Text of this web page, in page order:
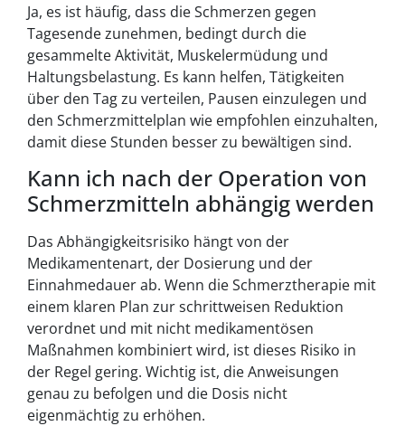
Ja, es ist häufig, dass die Schmerzen gegen
Tagesende zunehmen, bedingt durch die
gesammelte Aktivität, Muskelermüdung und
Haltungsbelastung. Es kann helfen, Tätigkeiten
über den Tag zu verteilen, Pausen einzulegen und
den Schmerzmittelplan wie empfohlen einzuhalten,
damit diese Stunden besser zu bewältigen sind.
Kann ich nach der Operation von
Schmerzmitteln abhängig werden
Das Abhängigkeitsrisiko hängt von der
Medikamentenart, der Dosierung und der
Einnahmedauer ab. Wenn die Schmerztherapie mit
einem klaren Plan zur schrittweisen Reduktion
verordnet und mit nicht medikamentösen
Maßnahmen kombiniert wird, ist dieses Risiko in
der Regel gering. Wichtig ist, die Anweisungen
genau zu befolgen und die Dosis nicht
eigenmächtig zu erhöhen.